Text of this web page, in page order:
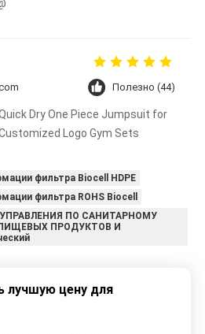
Полезно (44)
Dry One Piece Jumpsuit for
Logo Gym Sets
фильтра Biocell HDPE
фильтра ROHS Biocell
УПРАВЛЕНИЯ ПО САНИТАРНОМУ
ПРОДУКТОВ И
лучшую цену для